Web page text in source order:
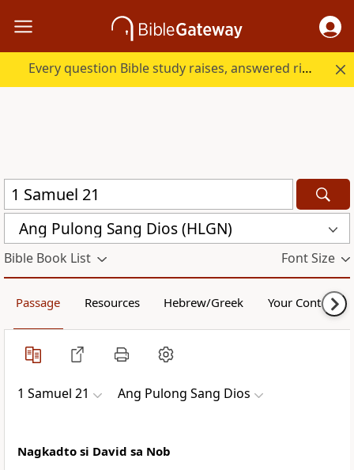
Every question Bible study raises, answered right here.
Ang Pulong Sang Dios (HLGN)
Bible Book List Font Size
Passage Resources Hebrew/Greek Your Content
1 Samuel 21 Ang Pulong Sang Dios
Nagkadto si David sa Nob